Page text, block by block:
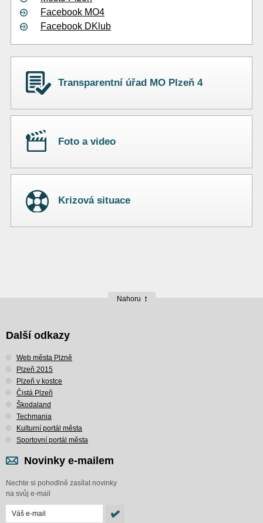
Facebook MO4
Facebook DKlub
Transparentní úřad MO Plzeň 4
Foto a video
Krizová situace
Nahoru
Další odkazy
Web města Plzně
Plzeň 2015
Plzeň v kostce
Čistá Plzeň
Škodaland
Techmania
Kulturní portál města
Sportovní portál města
Novinky e-mailem
Nechte si pohodlně zasílat novinky
na svůj e-mail